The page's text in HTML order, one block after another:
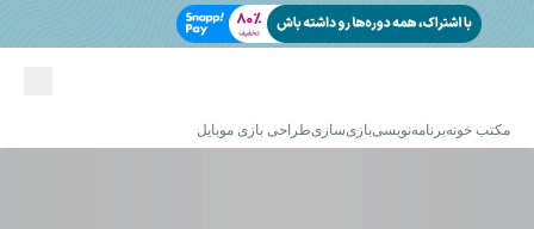
مکتب خونهبرنامه‌نویسیبازی‌سازیطراحی بازی موبایل